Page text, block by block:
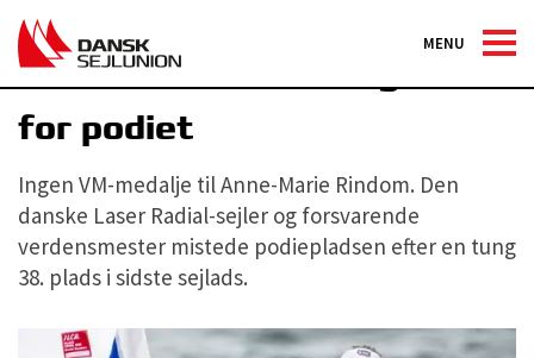
MENU
Rindom slutter VM lige uden
for podiet
Ingen VM-medalje til Anne-Marie Rindom. Den
danske Laser Radial-sejler og forsvarende
verdensmester mistede podiepladsen efter en tung
38. plads i sidste sejlads.